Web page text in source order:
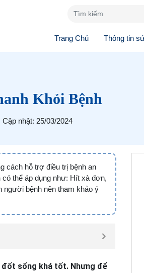
Trang Chủ Thông tin
Khỏi Bệnh
Cập nhật: 25/03/2024
cách hỗ trợ điều trị bệnh an
thể áp dụng như: Hít xà đơn,
người bệnh nên tham khảo ý
đốt sống khá tốt. Nhưng để